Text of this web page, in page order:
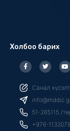
Холбоо барих
F
a
c
b
o
o
k
f
T
w
i
t
r
Y
o
u
u
e
Санал
51-265115 /
+976-